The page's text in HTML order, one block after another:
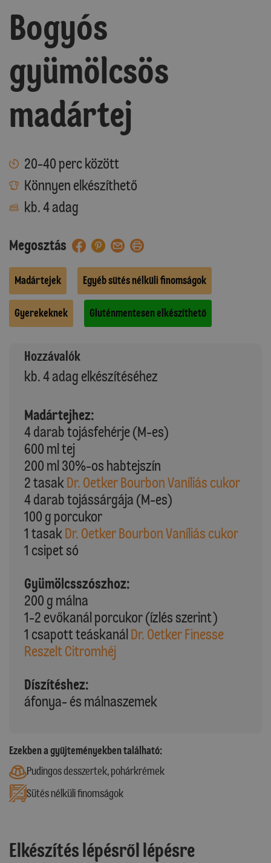
Bogyós
gyümölcsös
madártej
20-40 perc között
Könnyen elkészíthető
kb. 4 adag
Megosztás
Madártejek Egyéb sütés nélküli finomságok
Gyerekeknek Gluténmentesen elkészíthető
Hozzávalók
kb. 4 adag elkészítéséhez
Madártejhez:
4 darab tojásfehérje (M-es)
600 ml tej
200 ml 30%-os habtejszín
2 tasak Dr. Oetker Bourbon Vaníliás cukor
4 darab tojássárgája (M-es)
100 g porcukor
1 tasak Dr. Oetker Bourbon Vaníliás cukor
1 csipet só
Gyümölcsszószhoz:
200 g málna
1-2 evőkanál porcukor (ízlés szerint)
1 csapott teáskanálDr. Oetker Finesse
Reszelt Citromhéj
Díszítéshez:
áfonya- és málnaszemek
Ezekben a gyűjteményekben található:
Pudingos desszertek, pohárkrémek
Sütés nélküli finomságok
Elkészítés lépésről lépésre